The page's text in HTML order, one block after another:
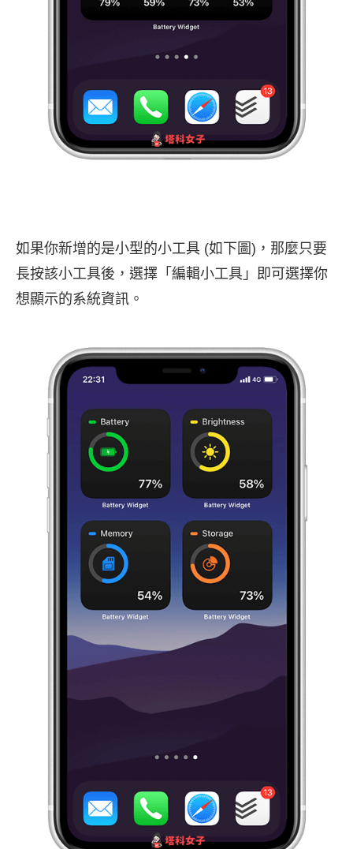
如果你新增的是小型的小工具 (如下圖)，那麼只要
長按該小工具後，選擇「編輯小工具」即可選擇你
想顯示的系統資訊。